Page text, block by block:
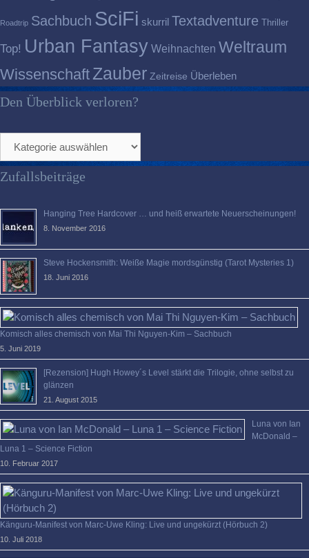
Roadtrip Sachbuch SciFi skurril Textadventure Thriller
Top! Urban Fantasy Weihnachten Weltraum
Wissenschaft Zauber Zeitreise Überleben
Den Überblick verloren?
Überblick
verloren?
Zufallsbeiträge
Hanging Tree Hardcover … und heiß erwartete Neuerscheinungen!
8. November 2016
Steve Hockensmith: Weiße Magie mordsgünstig (Tarot Mysteries 1)
18. Juni 2016
Komisch alles chemisch von Mai Thi Nguyen-Kim – Sachbuch
5. Juni 2019
[Rezension] Hugh Howey´s Level stärkt die Trilogie, ohne selbst zu
glänzen
21. August 2015
Luna von Ian
McDonald –
Luna 1 – Science Fiction
10. Februar 2017
Känguru-Manifest von Marc-Uwe Kling: Live und ungekürzt (Hörbuch 2)
10. Juli 2018